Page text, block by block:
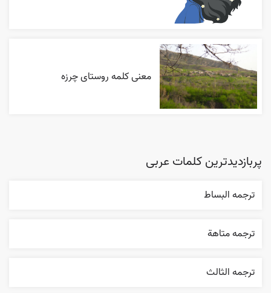
معنی کلمه روستای چرزه
پربازدیدترین کلمات عربی
ترجمه البساط
ترجمه متاهة
ترجمه الثالث